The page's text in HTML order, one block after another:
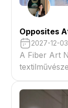
Opposites
2027-12-
A Fiber Art